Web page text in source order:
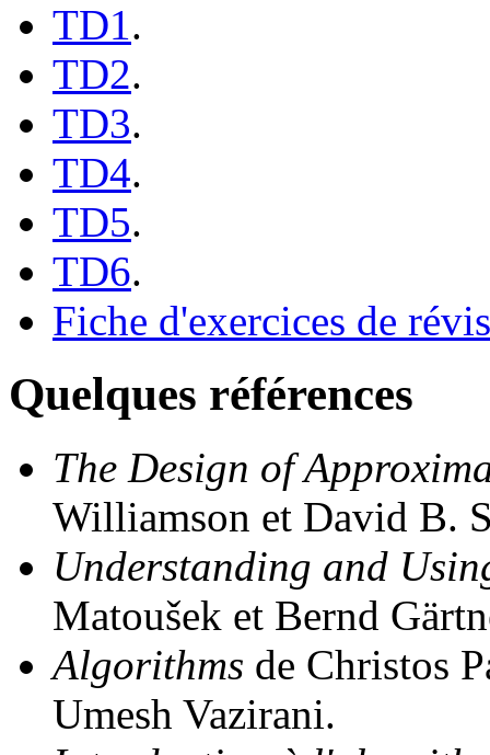
TD1.
TD2.
TD3.
TD4.
TD5.
TD6.
Fiche d'exercices de
Quelques références
The Design of
Williamson et David B.
Understanding and
Matoušek et Bernd
Algorithms de Christos
Umesh Vazirani.